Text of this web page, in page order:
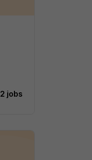
2 jobs